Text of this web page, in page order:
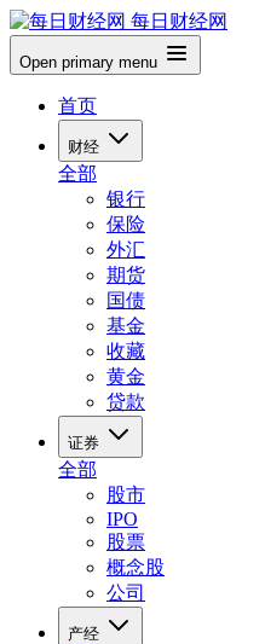
每日财经网
Open primary menu
首页
财经
全部
银行
保险
外汇
期货
国债
基金
收藏
黄金
贷款
证券
全部
股市
IPO
股票
概念股
公司
产经